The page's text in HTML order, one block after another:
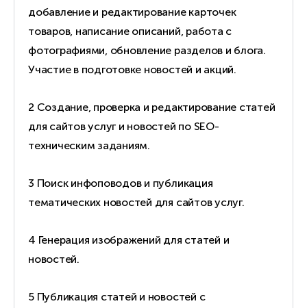
добавление и редактирование карточек
товаров, написание описаний, работа с
фотографиями, обновление разделов и блога.
Участие в подготовке новостей и акций.
2 Создание, проверка и редактирование статей
для сайтов услуг и новостей по SEO-
техническим заданиям.
3 Поиск инфоповодов и публикация
тематических новостей для сайтов услуг.
4 Генерация изображений для статей и
новостей.
5 Публикация статей и новостей с